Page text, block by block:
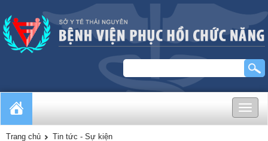
Toggle
Trang chủ Tin tức - Sự kiện